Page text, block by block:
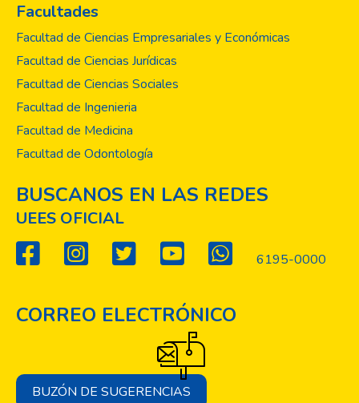
Facultades
Facultad de Ciencias Empresariales y Económicas
Facultad de Ciencias Jurídicas
Facultad de Ciencias Sociales
Facultad de Ingenieria
Facultad de Medicina
Facultad de Odontología
BUSCANOS EN LAS REDES
UEES OFICIAL
6195-0000
CORREO ELECTRÓNICO
BUZÓN DE SUGERENCIAS